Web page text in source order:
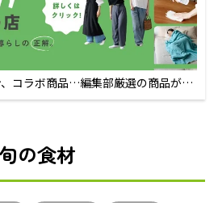
コラボ商品…編集部厳選の商品が買
旬の食材